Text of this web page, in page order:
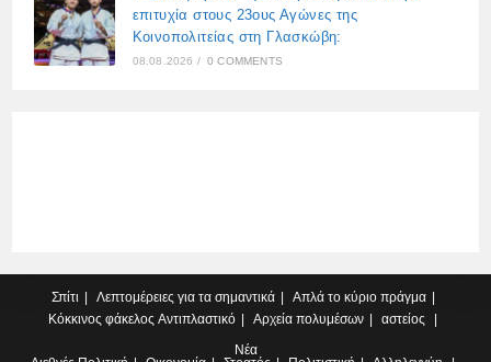
επιτυχία στους 23ους Αγώνες της
Κοινοπολιτείας στη Γλασκώβη:
08.08.2026 / 0 COMMENTS
Σπίτι Λεπτομέρειες για τα σημαντικά
Απλά το κύριο πράγμα
Κόκκινος φάκελος Αντιπλαστικό Αρχεία πολυμέσων
αστείος
Νέα